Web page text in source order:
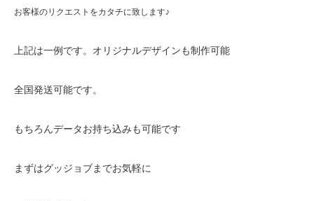
お客様のリクエストをカタチに致します♪
上記は一例です。オリジナルデザインも制作可能
全国発送可能です。
もちろんデータお持ち込みも可能です
まずはグッジョブまでお気軽に